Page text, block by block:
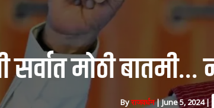
मोठी बातमी…
Byराजवर्धन|June 5, 2024|